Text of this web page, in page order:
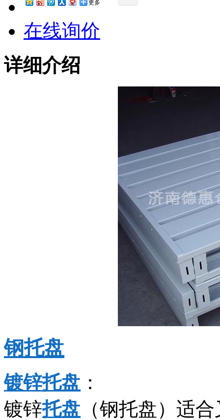
更多
在线询价
详细介绍
钢托盘
镀锌托盘 ：
镀锌托盘 （钢托盘）适